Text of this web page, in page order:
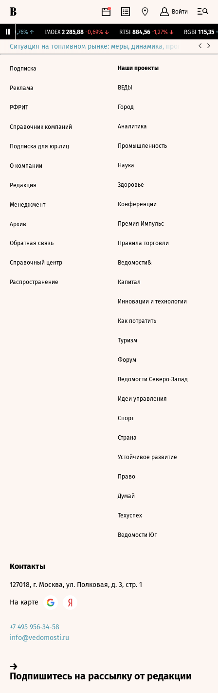
Войти
+0,76%↑ IMOEX 2 285,88 -0,69%↓ RTSI 884,56 -1,27%↓ RGBI 115,35
Ситуация на топливном рынке: меры, динамика, прогнозы
Подписка
Реклама
РФРИТ
Справочник компаний
Подписка для юр.лиц
О компании
Редакция
Менеджмент
Архив
Обратная связь
Справочный центр
Распространение
Наши проекты
ВЕДЫ
Город
Аналитика
Промышленность
Наука
Здоровье
Конференции
Премия Импульс
Правила торговли
Ведомости&
Капитал
Инновации и технологии
Как потратить
Туризм
Форум
Ведомости Северо-Запад
Идеи управления
Спорт
Страна
Устойчивое развитие
Право
Думай
Техуспех
Ведомости Юг
Контакты
127018, г. Москва, ул. Полковая, д. 3, стр. 1
На карте
+7 495 956-34-58
info@vedomosti.ru